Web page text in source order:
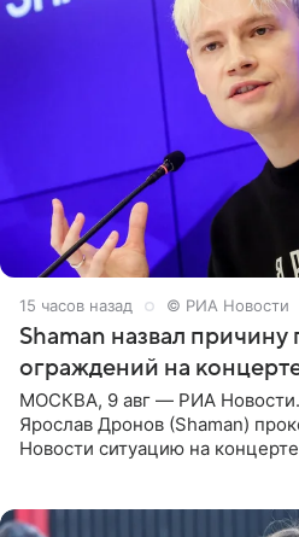
15 часов назад © РИА Новости
Shaman назвал причину
ограждений на
МОСКВА, 9 авг — РИА
Ярослав Дронов (Shaman)
Новости ситуацию на